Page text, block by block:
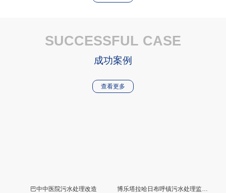
SUCCESSFUL CASE
成功案例
查看更多
巴中中医院污水处理改造 博乐塔拉哈日布呼镇污水处理监控系统